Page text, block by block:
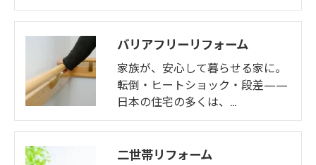
バリアフリーリフォーム
家族が、安心して暮らせる家に。
転倒・ヒートショック・段差——
日本の住宅の多くは、…
二世帯リフォーム